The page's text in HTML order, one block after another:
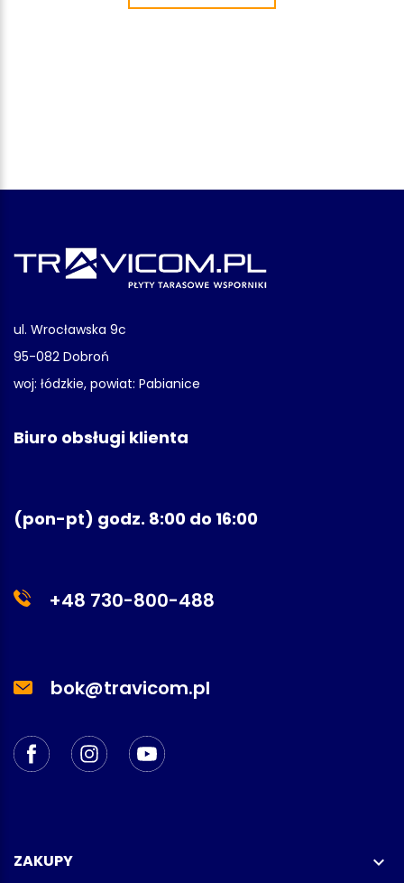
ul. Wrocławska 9c
95-082 Dobroń
woj: łódzkie, powiat: Pabianice
Biuro obsługi klienta
(pon-pt) godz. 8:00 do 16:00
+48 730-800-488
bok@travicom.pl
ZAKUPY 